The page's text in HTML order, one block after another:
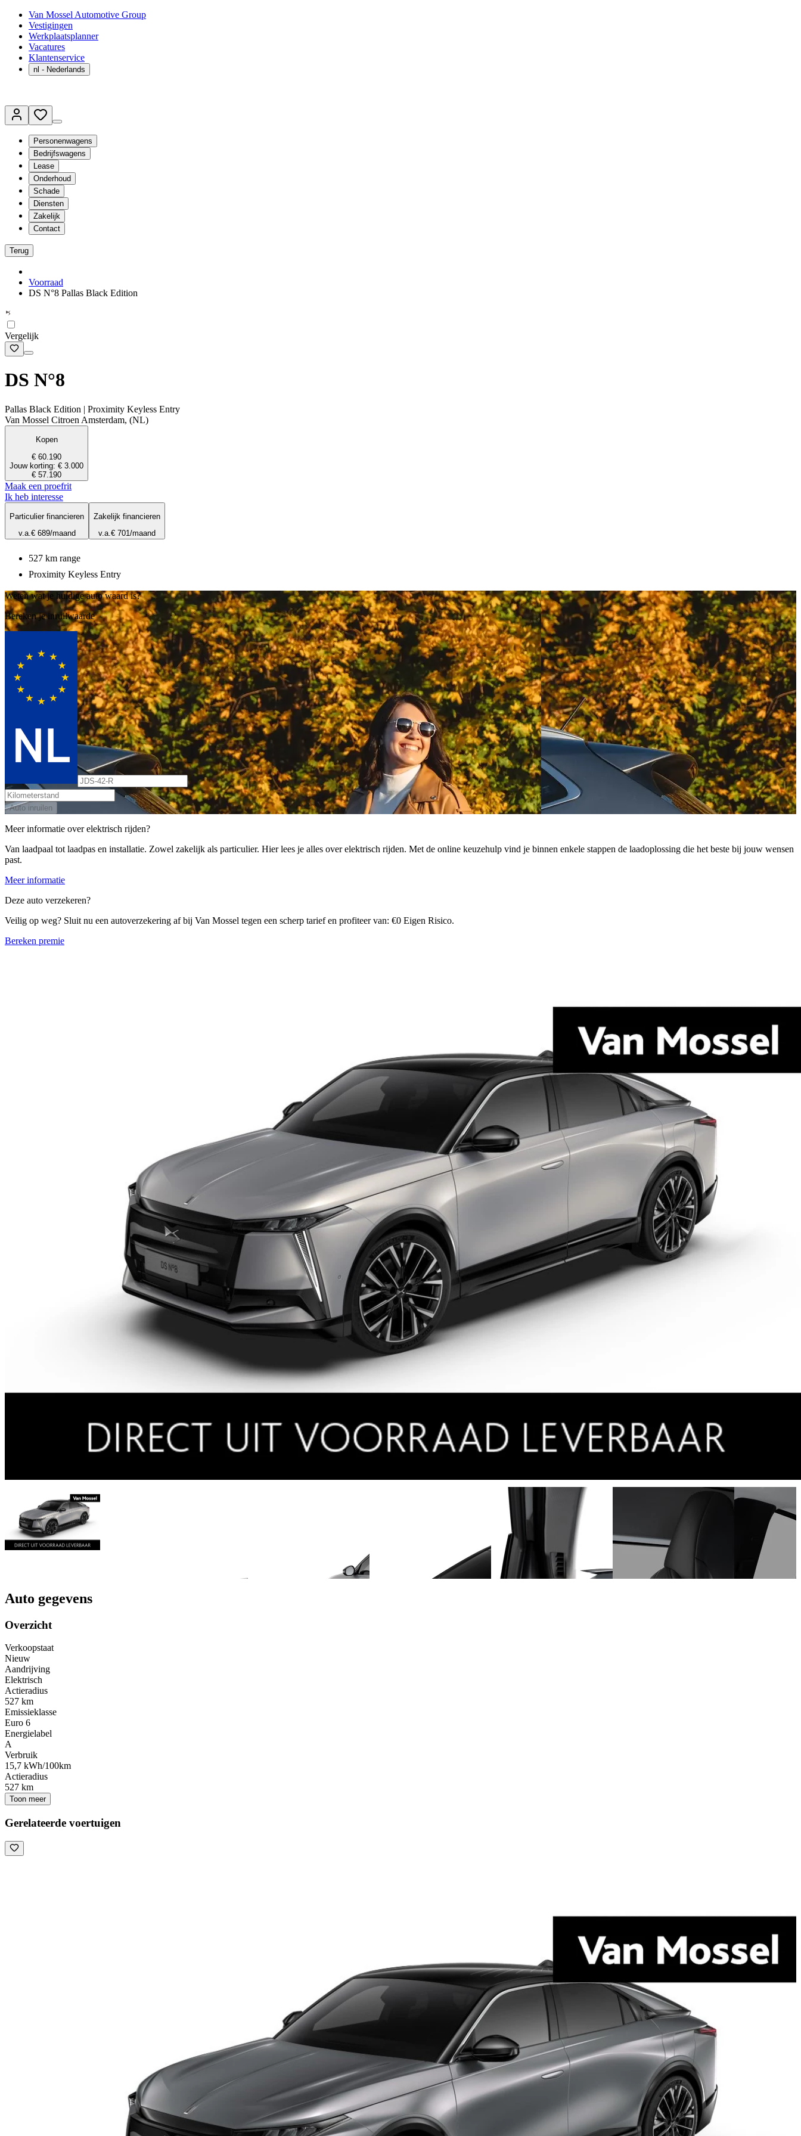
Van Mossel Automotive Group
Vestigingen
Werkplaatsplanner
Vacatures
Klantenservice
nl - Nederlands
Personenwagens
Bedrijfswagens
Lease
Onderhoud
Schade
Diensten
Zakelijk
Contact
Terug
Voorraad
DS N°8 Pallas Black Edition
Vergelijk
DS N°8
Pallas Black Edition | Proximity Keyless Entry
Van Mossel Citroen Amsterdam, (NL)
Kopen
€ 60.190
Jouw korting: € 3.000
€ 57.190
Maak een proefrit
Ik heb interesse
Particulier financieren
v.a.€ 689/maand
Zakelijk financieren
v.a.€ 701/maand
527 km range
Proximity Keyless Entry
Weten wat je huidige auto waard is?
Bereken je inruilwaarde
Auto inruilen
Meer informatie over elektrisch rijden?
Van laadpaal tot laadpas en installatie. Zowel zakelijk als particulier. Hier lees je alles over elektrisch rijden. Met de online keuzehulp vind je binnen enkele stappen de laadoplossing die het beste bij jouw wensen
past.
Meer informatie
Deze auto verzekeren?
Veilig op weg? Sluit nu een autoverzekering af bij Van Mossel tegen een scherp tarief en profiteer van: €0 Eigen Risico.
Bereken premie
Auto gegevens
Overzicht
Verkoopstaat
Nieuw
Aandrijving
Elektrisch
Actieradius
527 km
Emissieklasse
Euro 6
Energielabel
A
Verbruik
15,7 kWh/100km
Actieradius
527 km
Toon meer
Gerelateerde voertuigen